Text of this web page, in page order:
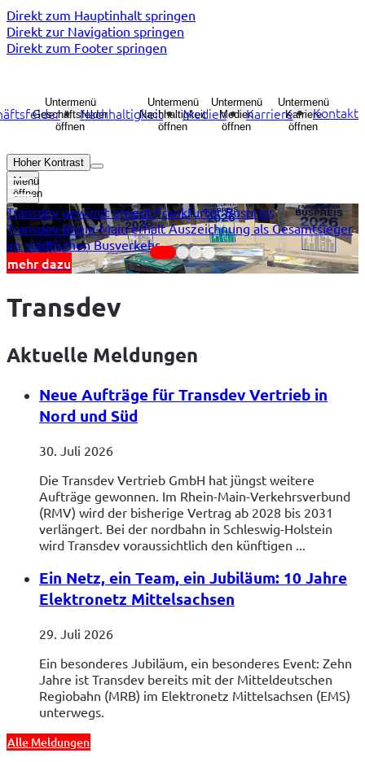
Direkt zum Hauptinhalt springen
Direkt zur Navigation springen
Direkt zum Footer springen
Untermenü
Geschäftsfelder
öffnen
Nachhaltigkeit
Untermenü
Nachhaltigkeit
öffnen
Medien
Untermenü
Medien
öffnen
Karriere
Untermenü
Karriere
öffnen
Kontakt
Hoher Kontrast
Menü
öffnen
Transdev gewinnt erneut Frankfurter Buspreis
Transdev Rhein-Main erhält Auszeichnung als Gesamtsieger
im städtischen Busverkehr
mehr dazu
1
von
Transdev
Aktuelle Meldungen
Neue Aufträge für Transdev Vertrieb in
Nord und Süd
30. Juli 2026
Die Transdev Vertrieb GmbH hat jüngst weitere
Aufträge gewonnen. Im Rhein-Main-Verkehrsverbund
(RMV) wird der bisherige Vertrag ab 2028 bis 2031
verlängert. Bei der nordbahn in Schleswig-Holstein
wird Transdev voraussichtlich den künftigen ...
Ein Netz, ein Team, ein Jubiläum: 10 Jahre
Elektronetz Mittelsachsen
29. Juli 2026
Ein besonderes Jubiläum, ein besonderes Event: Zehn
Jahre ist Transdev bereits mit der Mitteldeutschen
Regiobahn (MRB) im Elektronetz Mittelsachsen (EMS)
unterwegs.
Alle Meldungen